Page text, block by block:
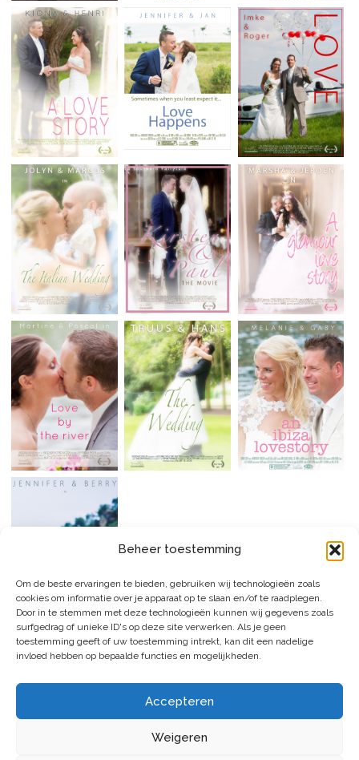
Beheer toestemming
Om de beste ervaringen te bieden, gebruiken wij technologieën zoals
cookies om informatie over je apparaat op te slaan en/of te raadplegen.
Door in te stemmen met deze technologieën kunnen wij gegevens zoals
surfgedrag of unieke ID's op deze site verwerken. Als je geen
toestemming geeft of uw toestemming intrekt, kan dit een nadelige
invloed hebben op bepaalde functies en mogelijkheden.
Accepteren
Weigeren
© Wedding Filmz